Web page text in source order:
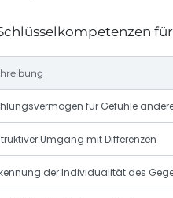
für Gefühle
Umgang mit Differenzen
der Individualität des